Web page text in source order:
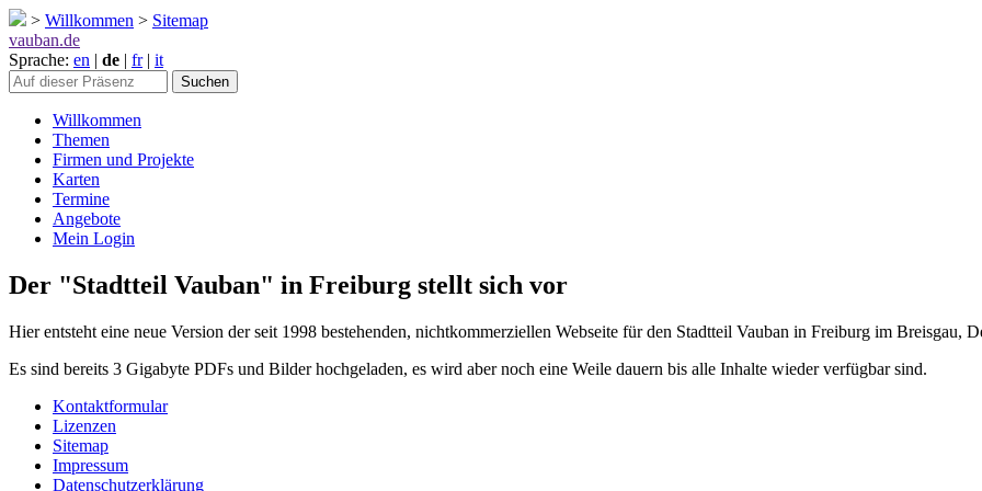
> Willkommen > Sitemap
vauban.de
Sprache: en | de | fr| it
Willkommen
Themen
Firmen und Projekte
Karten
Termine
Angebote
Mein Login
Der "Stadtteil Vauban" in Freiburg stellt sich vor
Hier entsteht eine neue Version der seit 1998 bestehenden, nichtkommerziellen Webseite für den Stadtteil Vauban in Freiburg im Breisgau,
Es sind bereits 3 Gigabyte PDFs und Bilder hochgeladen, es wird aber noch eine Weile dauern bis alle Inhalte wieder verfügbar sind.
Kontaktformular
Lizenzen
Sitemap
Impressum
Datenschutzerklärung